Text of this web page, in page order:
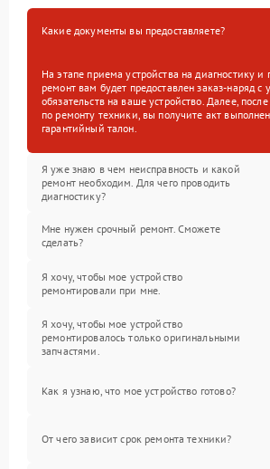
Какие документы вы предоставляете?
На этапе приема устройства на диагностику
ремонт вам будет предоставлен заказ-наряд с
обязательств на ваше устройство. Далее,
по ремонту техники, вы получите акт
гарантийный талон.
Я уже знаю в чем неисправность и какой
ремонт необходим. Для чего проводить
диагностику?
Мне нужен срочный ремонт. Сможете
сделать?
Я хочу, чтобы мое устройство
ремонтировали при мне.
Я хочу, чтобы мое устройство
ремонтировалось только оригинальными
запчастями.
Как я узнаю, что мое устройство готово?
От чего зависит срок ремонта техники?